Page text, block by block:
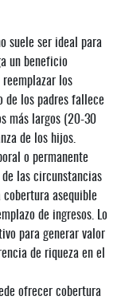
suele ser ideal para
un beneficio
los
de los padres fallece
más largos (20-30
de los hijos.
o permanente
de las circunstancias
cobertura asequible
de ingresos. Lo
para generar valor
de riqueza en el
ofrecer cobertura